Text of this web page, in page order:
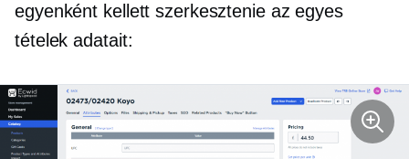
egyenként kellett szerkesztenie az egyes
tételek adatait: